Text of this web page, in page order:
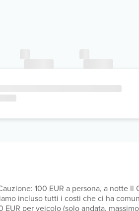
100 EUR a persona, a notte Il
per veicolo (solo andata,